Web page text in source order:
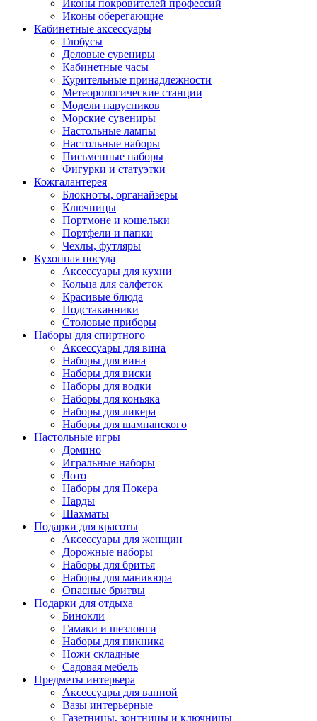
Иконы покровителей профессий
Иконы оберегающие
Кабинетные аксессуары
Глобусы
Деловые сувениры
Кабинетные часы
Курительные принадлежности
Метеорологические станции
Модели парусников
Морские сувениры
Настольные лампы
Настольные наборы
Письменные наборы
Фигурки и статуэтки
Кожгалантерея
Блокноты, органайзеры
Ключницы
Портмоне и кошельки
Портфели и папки
Чехлы, футляры
Кухонная посуда
Аксессуары для кухни
Кольца для салфеток
Красивые блюда
Подстаканники
Столовые приборы
Наборы для спиртного
Аксессуары для вина
Наборы для вина
Наборы для виски
Наборы для водки
Наборы для коньяка
Наборы для ликера
Наборы для шампанского
Настольные игры
Домино
Игральные наборы
Лото
Наборы для Покера
Нарды
Шахматы
Подарки для красоты
Аксессуары для женщин
Дорожные наборы
Наборы для бритья
Наборы для маникюра
Опасные бритвы
Подарки для отдыха
Бинокли
Гамаки и шезлонги
Наборы для пикника
Ножи складные
Садовая мебель
Предметы интерьера
Аксессуары для ванной
Вазы интерьерные
Газетницы, зонтницы и ключницы